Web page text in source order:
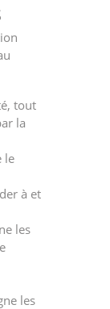
tout
la
le
à et
les
les